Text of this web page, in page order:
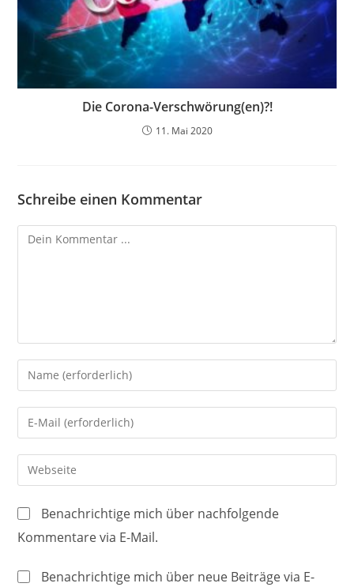
Die Corona-Verschwörung(en)?!
11. Mai 2020
Schreibe einen Kommentar
Kommentieren
Gib
deinen
Namen
oder
Benutzernamen
zum
ein
Gib
deine
E-
Mail-
zum
Kommentieren
Gib
deine
Website-
URL
ein
Benachrichtige mich über nachfolgende
Kommentare via E-Mail.
Benachrichtige mich über neue Beiträge via E-